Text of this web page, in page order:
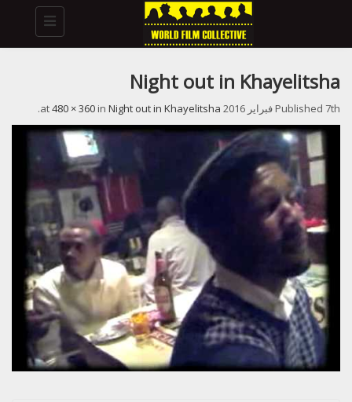
Toggle
navigation
Night out in Khayelitsha
Published 7th فبراير 2016 480 × 360 in Night out in Khayelitsha
.